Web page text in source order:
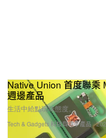
Tech & Gadgets 科技與電子產品
Native Union 首度聯乘
週邊產品
生活中給點玩味態度。